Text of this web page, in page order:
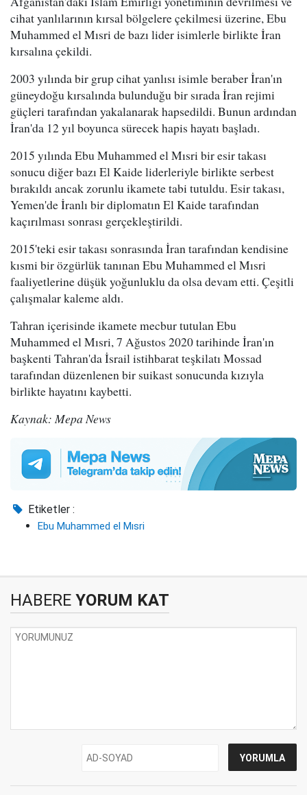
cihat yanlılarının kırsal bölgelere çekilmesi üzerine, Ebu
Muhammed el Mısri de bazı lider isimlerle birlikte İran
kırsalına çekildi.
2003 yılında bir grup cihat yanlısı isimle beraber İran'ın
güneydoğu kırsalında bulunduğu bir sırada İran rejimi
güçleri tarafından yakalanarak hapsedildi. Bunun ardından
İran'da 12 yıl boyunca sürecek hapis hayatı başladı.
2015 yılında Ebu Muhammed el Mısri bir esir takası
sonucu diğer bazı El Kaide liderleriyle birlikte serbest
bırakıldı ancak zorunlu ikamete tabi tutuldu. Esir takası,
Yemen'de İranlı bir diplomatın El Kaide tarafından
kaçırılması sonrası gerçekleştirildi.
2015'teki esir takası sonrasında İran tarafından kendisine
kısmi bir özgürlük tanınan Ebu Muhammed el Mısri
faaliyetlerine düşük yoğunluklu da olsa devam etti. Çeşitli
çalışmalar kaleme aldı.
Tahran içerisinde ikamete mecbur tutulan Ebu
Muhammed el Mısri, 7 Ağustos 2020 tarihinde İran'ın
başkenti Tahran'da İsrail istihbarat teşkilatı Mossad
tarafından düzenlenen bir suikast sonucunda kızıyla
birlikte hayatını kaybetti.
Kaynak: Mepa News
Etiketler :
Ebu Muhammed el Mısri
HABERE YORUM KAT